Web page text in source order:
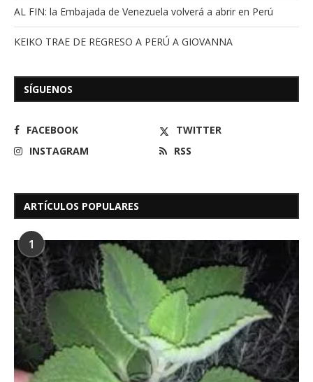
AL FIN: la Embajada de Venezuela volverá a abrir en Perú
KEIKO TRAE DE REGRESO A PERÚ A GIOVANNA
SÍGUENOS
FACEBOOK
TWITTER
INSTAGRAM
RSS
ARTÍCULOS POPULARES
1